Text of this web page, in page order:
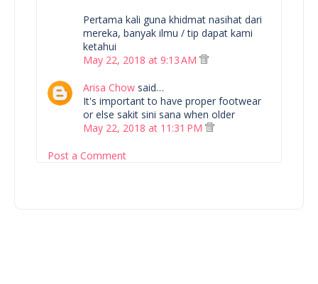
Pertama kali guna khidmat nasihat dari
mereka, banyak ilmu / tip dapat kami
ketahui
May 22, 2018 at 9:13 AM
Arisa Chow said…
It's important to have proper footwear
or else sakit sini sana when older
May 22, 2018 at 11:31 PM
Post a Comment